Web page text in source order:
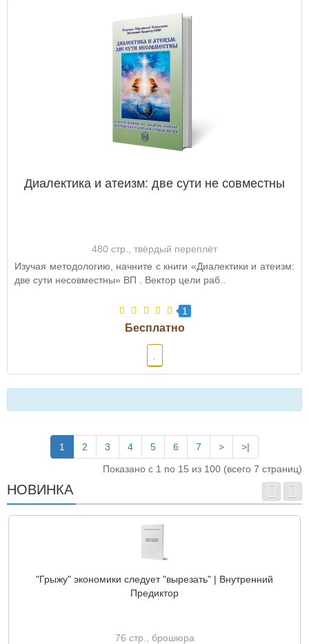
Диалектика и атеизм: две сути не совместны
480 стр., твёрдый переплёт
Изучая методологию, начните с книги «Диалектики и атеизм:
две сути несовместны» ВП . Вектор цели раб..
1
1 2 3 4 5 6 7 >
>|
Показано с 1 по 15 из 100 (всего 7 страниц)
НОВИНКА
"Грыжу" экономики следует "вырезать" | Внутренний
Предиктор
76 стр., брошюра